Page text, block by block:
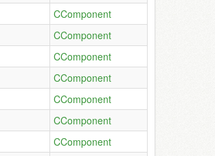
CComponent
CComponent
CComponent
CComponent
CComponent
CComponent
CComponent